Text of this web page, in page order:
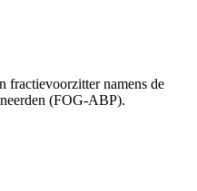
fractievoorzitter namens de
(FOG-ABP).